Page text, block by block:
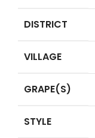
DISTRICT
VILLAGE
GRAPE(S)
STYLE